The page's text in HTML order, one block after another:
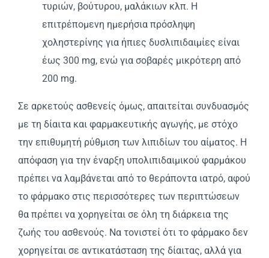
τυριών, βούτυρου, μαλάκιων κλπ. H
επιτρέπομενη ημερήσια πρόσληψη
χοληστερίνης για ήπιες δυσλιπιδαιμίες είναι
έως 300 mg, ενώ για σοβαρές μικρότερη από
200 mg.
Σε αρκετούς ασθενείς όμως, απαιτείται συνδυασμός
με τη δίαιτα και φαρμακευτικής αγωγής, με στόχο
την επιθυμητή ρύθμιση των λιπιδίων του αίματος. H
απόφαση για την έναρξη υπολιπιδαιμικού φαρμάκου
πρέπει να λαμβάνεται από το θεράποντα ιατρό, αφού
το φάρμακο στις περισσότερες των περιπτώσεων
θα πρέπει να χορηγείται σε όλη τη διάρκεια της
ζωής του ασθενούς. Nα τονιστεί ότι το φάρμακο δεν
χορηγείται σε αντικατάσταση της δίαιτας, αλλά για